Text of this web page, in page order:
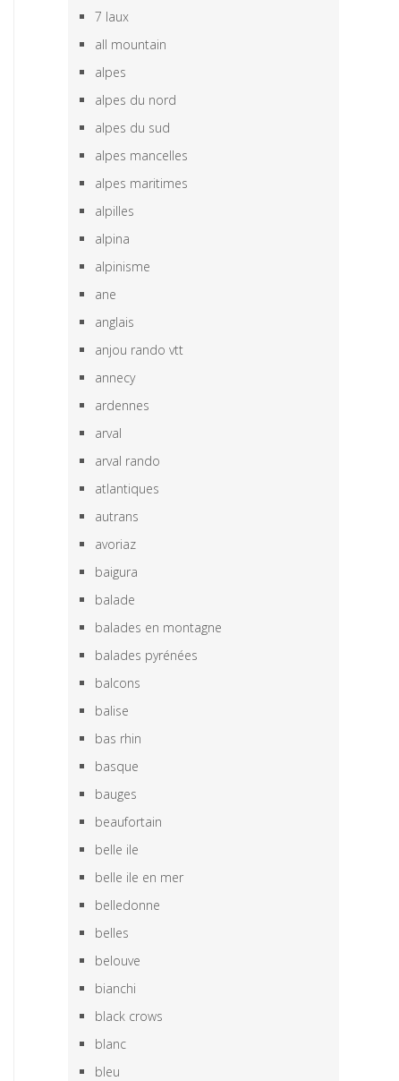
7 laux
all mountain
alpes
alpes du nord
alpes du sud
alpes mancelles
alpes maritimes
alpilles
alpina
alpinisme
ane
anglais
anjou rando vtt
annecy
ardennes
arval
arval rando
atlantiques
autrans
avoriaz
baigura
balade
balades en montagne
balades pyrénées
balcons
balise
bas rhin
basque
bauges
beaufortain
belle ile
belle ile en mer
belledonne
belles
belouve
bianchi
black crows
blanc
bleu